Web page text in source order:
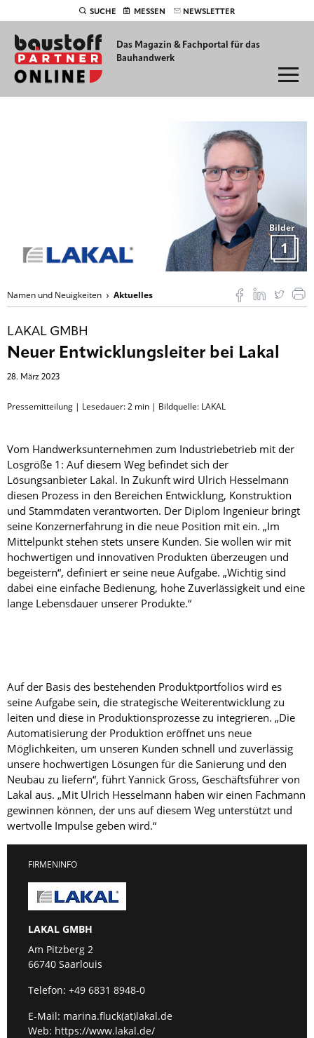
SUCHE MESSEN NEWSLETTER
Das Magazin & Fachportal für das
Bauhandwerk
Bilder
1
Namen und Neuigkeiten Aktuelles
LAKAL GMBH
Neuer Entwicklungsleiter bei Lakal
28. März 2023
Pressemitteilung | Lesedauer:2 min | Bildquelle: LAKAL
Vom Handwerksunternehmen zum Industriebetrieb mit der
Losgröße 1: Auf diesem Weg befindet sich der
Lösungsanbieter Lakal. In Zukunft wird Ulrich Hesselmann
diesen Prozess in den Bereichen Entwicklung, Konstruktion
und Stammdaten verantworten. Der Diplom Ingenieur bringt
seine Konzernerfahrung in die neue Position mit ein. „Im
Mittelpunkt stehen stets unsere Kunden. Sie wollen wir mit
hochwertigen und innovativen Produkten überzeugen und
begeistern“, definiert er seine neue Aufgabe. „Wichtig sind
dabei eine einfache Bedienung, hohe Zuverlässigkeit und eine
lange Lebensdauer unserer Produkte.“
Auf der Basis des bestehenden Produktportfolios wird es
seine Aufgabe sein, die strategische Weiterentwicklung zu
leiten und diese in Produktionsprozesse zu integrieren. „Die
Automatisierung der Produktion eröffnet uns neue
Möglichkeiten, um unseren Kunden schnell und zuverlässig
unsere hochwertigen Lösungen für die Sanierung und den
Neubau zu liefern“, führt Yannick Gross, Geschäftsführer von
Lakal aus. „Mit Ulrich Hesselmann haben wir einen Fachmann
gewinnen können, der uns auf diesem Weg unterstützt und
wertvolle Impulse geben wird.“
FIRMENINFO
LAKAL GMBH
Am Pitzberg 2
66740 Saarlouis
Telefon: +49 6831 8948-0
E-Mail: marina.fluck(at)lakal.de
Web: https://www.lakal.de/